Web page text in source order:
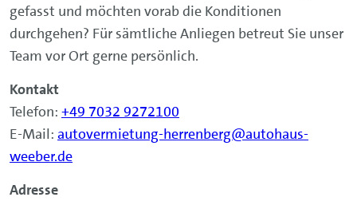
gefasst und möchten vorab die Konditionen
durchgehen? Für sämtliche Anliegen betreut Sie unser
Team vor Ort gerne persönlich.
Kontakt
Telefon: +49 7032 9272100
E-Mail: autovermietung-herrenberg@autohaus-
weeber.de
Adresse